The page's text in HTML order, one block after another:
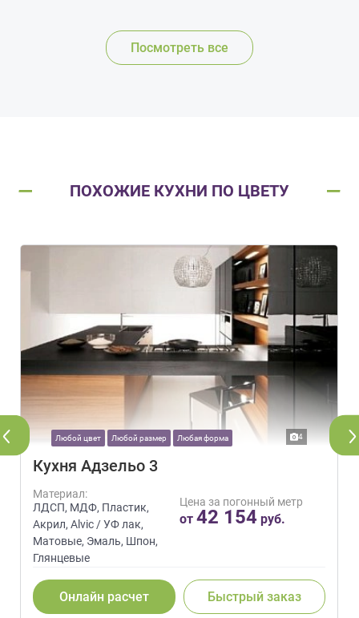
Посмотреть все
ПОХОЖИЕ КУХНИ ПО ЦВЕТУ
Любой цвет Любой размер Любая форма 4
Кухня Адзельо 3
Материал:
ЛДСП, МДФ, Пластик,
Акрил, Alvic / УФ лак,
Матовые, Эмаль, Шпон,
Глянцевые
Цена за погонный метр
от 42 154 руб.
Онлайн расчет Быстрый заказ